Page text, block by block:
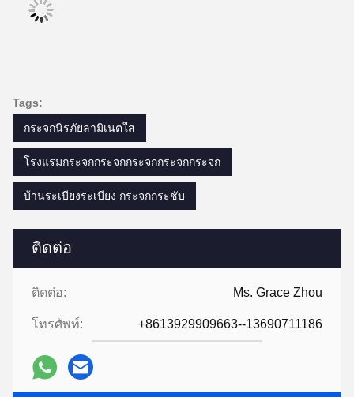
ติดต่อ
ติดต่อ: Ms. Grace Zhou
โทรศัพท์: +8613929909663--13690711186
Tags:
กระจกนิรภัยลามิเนตใส
โรงแรมกระจกกระจกกระจกกระจกกระจก
บ้านระเบียงระเบียง กระจกกระชับ